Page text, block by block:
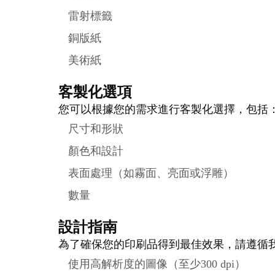
雷射標籤
銅版紙
美術紙
客製化選項
您可以根據您的需求進行客製化選擇，包括：
尺寸和形狀
顏色和設計
表面處理（如霧面、亮面或浮雕）
數量
設計指南
為了確保您的印刷品得到最佳效果，請遵循
使用高解析度的圖像（至少300 dpi）